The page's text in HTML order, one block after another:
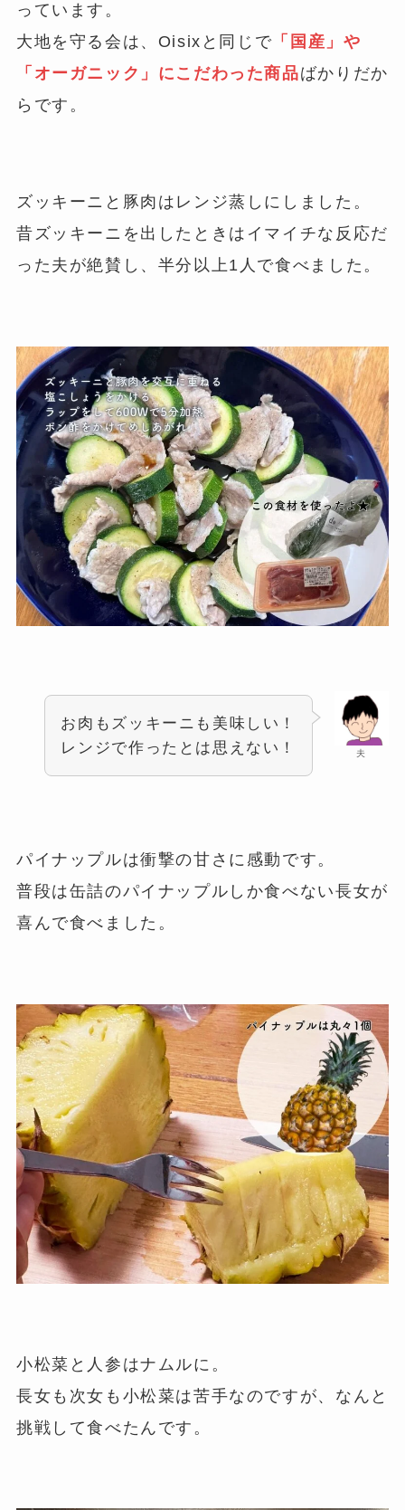
っています。
大地を守る会は、Oisixと同じで 「国産」や
「オーガニック」にこだわった商品ばかりだか
らです。
ズッキーニと豚肉はレンジ蒸しにしました。
昔ズッキーニを出したときはイマイチな反応だ
った夫が絶賛し、半分以上1人で食べました。
夫
お肉もズッキーニも美味しい！
レンジで作ったとは思えない！
パイナップルは衝撃の甘さに感動です。
普段は缶詰のパイナップルしか食べない長女が
喜んで食べました。
小松菜と人参はナムルに。
長女も次女も小松菜は苦手なのですが、なんと
挑戦して食べたんです。